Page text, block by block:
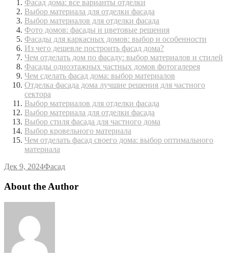
Фасад дома: все варианты отделки
Выбор материала для отделки фасада
Выбор материалов для отделки фасада
Фото домов: фасады и цветовые решения
Фасады для каркасных домов: выбор и особенности
Из чего дешевле построить фасад дома?
Чем отделать дом по фасаду: выбор материалов и стилей
Фасады одноэтажных частных домов фотогалерея
Чем сделать фасад дома: выбор материалов
Отделка фасада дома лучшие решения для частного
сектора
Выбор материалов для отделки фасада
Выбор материала для отделки фасада
Выбор стиля фасада для частного дома
Выбор кровельного материала
Чем отделать фасад своего дома: выбор оптимального
материала
Дек 9, 2024Фасад
About the Author